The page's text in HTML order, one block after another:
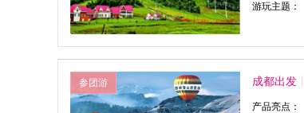
游玩主题：
参团游 成都出发
产品亮点：